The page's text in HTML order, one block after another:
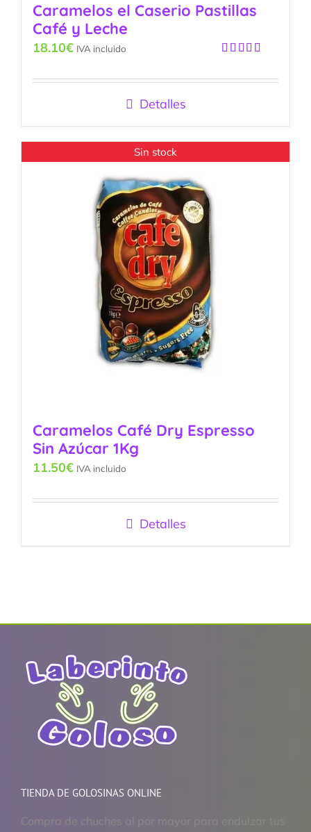
Caramelos el Caserio Pastillas
Café y Leche
5
18.10€ IVA incluido
Detalles
Sin stock
Caramelos Café Dry Espresso
Sin Azúcar 1Kg
11.50€ IVA incluido
Detalles
TIENDA DE GOLOSINAS ONLINE
Compra de chuches al por mayor para endulzar tus